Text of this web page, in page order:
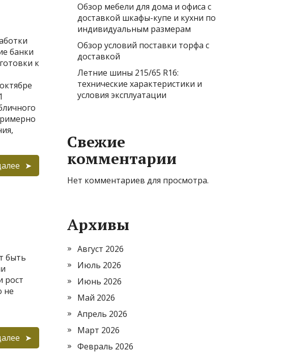
банки
к
быть
рост
не
Обзор мебели для дома и офиса с
доставкой шкафы-купе и кухни по
индивидуальным размерам
Обзор условий поставки торфа с
доставкой
Летние шины 215/65 R16:
технические характеристики и
условия эксплуатации
Свежие
комментарии
Нет комментариев для просмотра.
Архивы
Август 2026
Июль 2026
Июнь 2026
Май 2026
Апрель 2026
Март 2026
Февраль 2026